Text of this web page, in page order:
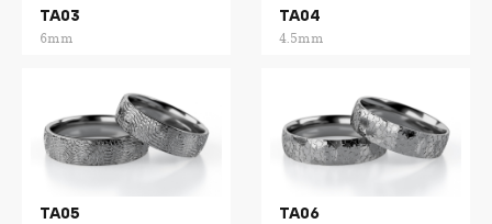
TA03
6mm
TA04
4.5mm
TA05 TA06